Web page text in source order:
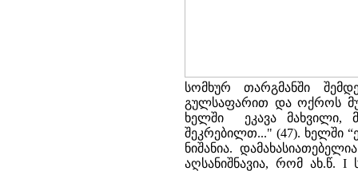
სომხურ თარგმანში
გულსაფარით და ოქროს
ხელში ეკავა მახვილი,
შეკრებილთ..." (47). ხელში
ნიშანია.
აღსანიშნავია, რომ ახ.წ. I